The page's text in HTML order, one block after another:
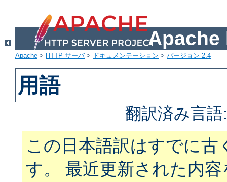
Apache
Apache > HTTP サーバ> ドキュメンテーション > バージョン 2.4
用語
翻訳済み言
この日本語訳はすでに
す。 最近更新された内